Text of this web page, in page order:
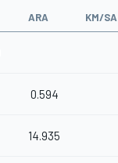
ARA KM/SA
0.594
14.935